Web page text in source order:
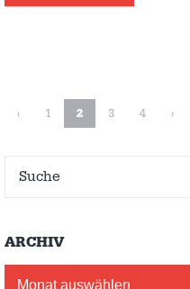
‹ 1 2 3 4 ›
ARCHIV